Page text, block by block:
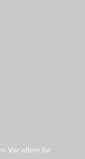
Vor allem für